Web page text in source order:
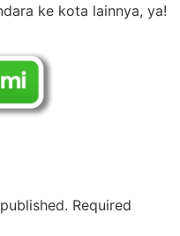
ke kota lainnya, ya!
Required